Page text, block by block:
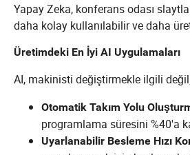
Yapay Zeka, konferans odası
daha kolay kullanılabilir ve daha
Üretimdeki En İyi AI Uygulamaları
AI, makinisti değiştirmekle ilgili
Otomatik Takım Yolu
programlama süresini %40'a
Uyarlanabilir Besleme Hızı